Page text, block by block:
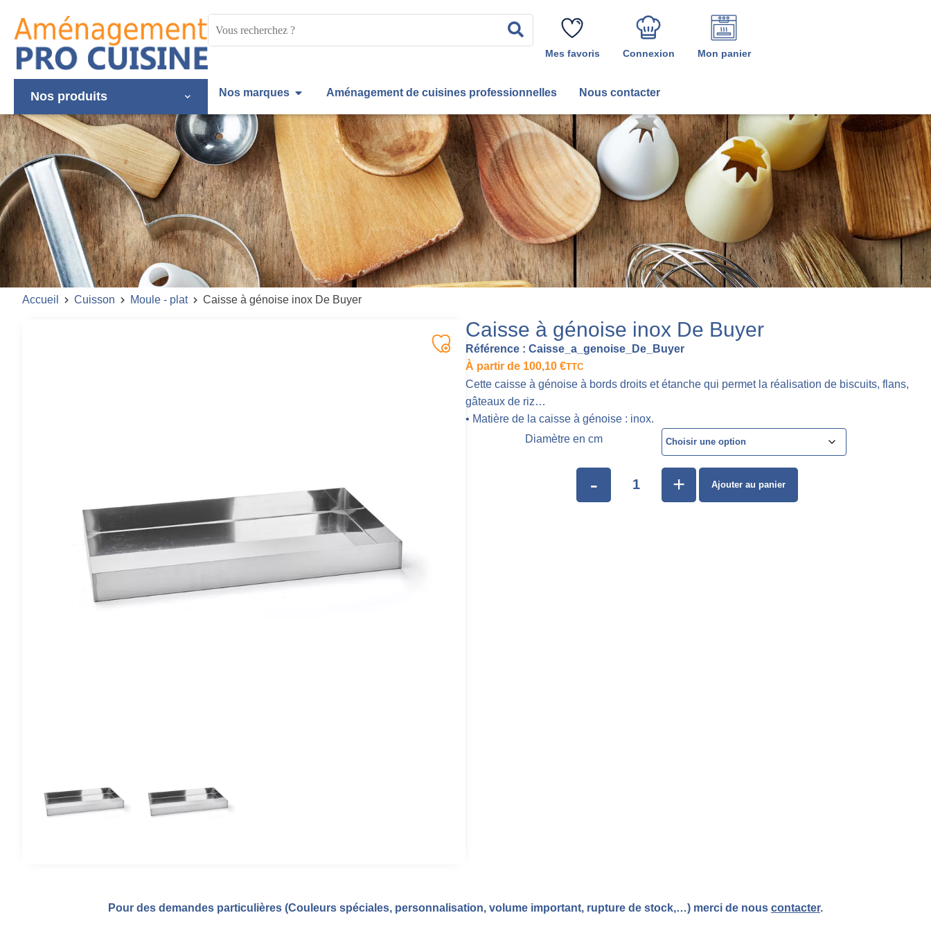
Rechercher
Mes favoris Connexion Mon panier
Nos produits Nos marques Aménagement de cuisines professionnelles Nous contacter
Accueil Cuisson Moule - plat Caisse à génoise inox De Buyer
Caisse à génoise inox De Buyer
Référence : Caisse_a_genoise_De_Buyer
À partir de 100,10 €TTC
Cette caisse à génoise à bords droits et étanche qui permet la réalisation de biscuits, flans,
gâteaux de riz…
• Matière de la caisse à génoise : inox.
Diamètre en cm
- + Ajouter au panier
Pour des demandes particulières (Couleurs spéciales, personnalisation, volume important, rupture de stock,…) merci de nous contacter.